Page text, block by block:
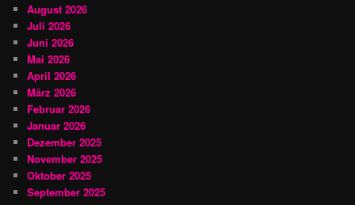
August 2026
Juli 2026
Juni 2026
Mai 2026
April 2026
März 2026
Februar 2026
Januar 2026
Dezember 2025
November 2025
Oktober 2025
September 2025